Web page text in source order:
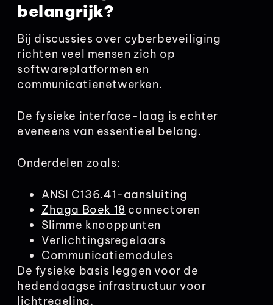
belangrijk?
Bij discussies over cyberbeveiliging
richten veel mensen zich op
softwareplatformen en
communicatienetwerken.
De fysieke interface-laag is echter
eveneens van essentieel belang.
Onderdelen zoals:
ANSI C136.41-aansluiting
Zhaga Boek 18 connectoren
Slimme knooppunten
Verlichtingsregelaars
Communicatiemodules
De fysieke basis leggen voor de
hedendaagse infrastructuur voor
lichtregeling.